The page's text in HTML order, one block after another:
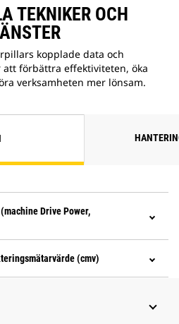
TEKNIKER OCH
kopplade data och
förbättra effektiviteten, öka
verksamheten mer lönsam.
Drive Power,
(cmv)